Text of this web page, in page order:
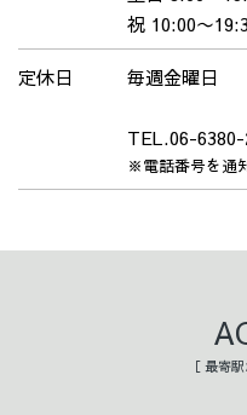
祝 10:00〜
定休日 毎週金曜日
TEL.06-6380-
※電話番号を通
［ 最寄